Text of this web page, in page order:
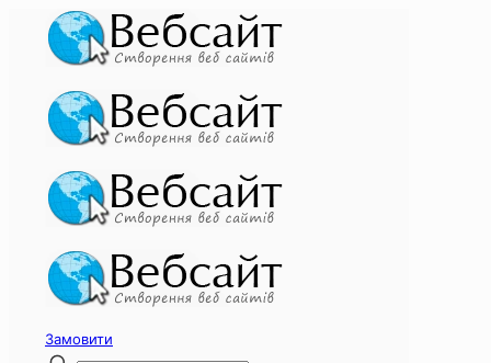
Замовити